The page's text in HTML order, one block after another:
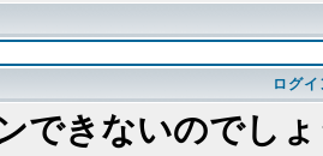
ログ
できないのでし